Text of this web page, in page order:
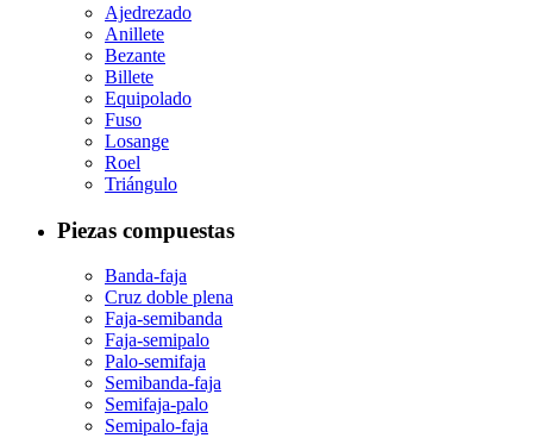
Ajedrezado
Anillete
Bezante
Billete
Equipolado
Fuso
Losange
Roel
Triángulo
Piezas compuestas
Banda-faja
Cruz doble plena
Faja-semibanda
Faja-semipalo
Palo-semifaja
Semibanda-faja
Semifaja-palo
Semipalo-faja